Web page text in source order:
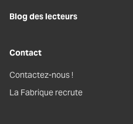
Blog des lecteurs
Contact
Contactez-nous !
La Fabrique recrute